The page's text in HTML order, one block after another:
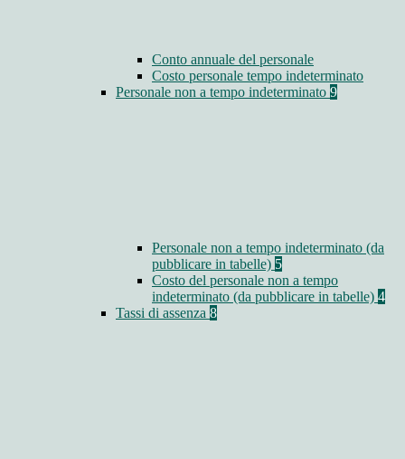
Conto annuale del personale
Costo personale tempo indeterminato
Personale non a tempo indeterminato 9
Personale non a tempo indeterminato (da
pubblicare in tabelle) 5
Costo del personale non a tempo
indeterminato (da pubblicare in tabelle) 4
Tassi di assenza 8